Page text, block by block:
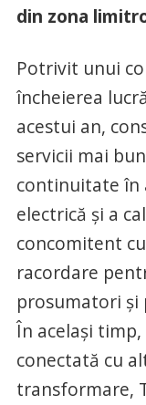
din zona
Potrivit unui
încheierea
acestui an,
servicii mai
continuitate în
electrică şi a
concomitent
racordare
prosumatori şi
În acelaşi
conectată cu
transformare,